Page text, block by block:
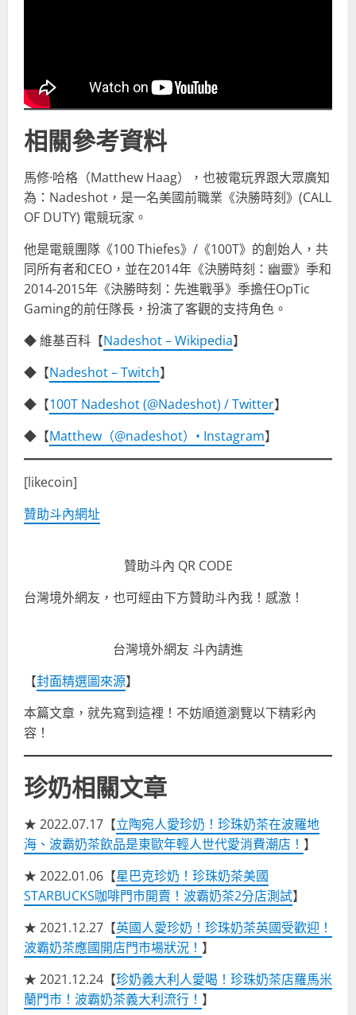
相關參考資料
馬修·哈格（Matthew Haag），也被電玩界跟大眾廣知
為：Nadeshot，是一名美國前職業《決勝時刻》(CALL
OF DUTY) 電競玩家。
他是電競團隊《100 Thiefes》/《100T》的創始人，共
同所有者和CEO，並在2014年《決勝時刻：幽靈》季和
2014-2015年《決勝時刻：先進戰爭》季擔任OpTic
Gaming的前任隊長，扮演了客觀的支持角色。
◆ 維基百科【Nadeshot – Wikipedia】
◆【Nadeshot – Twitch】
◆【100T Nadeshot (@Nadeshot) / Twitter】
◆【Matthew（@nadeshot）• Instagram】
[likecoin]
贊助斗內網址
贊助斗內 QR CODE
台灣境外網友，也可經由下方贊助斗內我！感激！
台灣境外網友 斗內請進
【封面精選圖來源】
本篇文章，就先寫到這裡！不妨順道瀏覽以下精彩內
容！
珍奶相關文章
★ 2022.07.17【立陶宛人愛珍奶！珍珠奶茶在波羅地
海、波霸奶茶飲品是東歐年輕人世代愛消費潮店！ 】
★ 2022.01.06【星巴克珍奶！珍珠奶茶美國
STARBUCKS咖啡門市開賣！波霸奶茶2分店測試】
★ 2021.12.27【英國人愛珍奶！珍珠奶茶英國受歡迎！
波霸奶茶應國開店門市場狀況！ 】
★ 2021.12.24【珍奶義大利人愛喝！珍珠奶茶店羅馬米
蘭門市！波霸奶茶義大利流行！ 】